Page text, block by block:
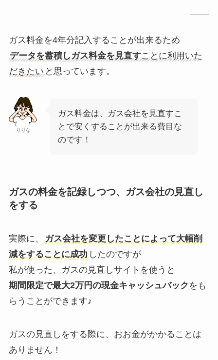
ガス料金を4年分記入することが出来るため
データを蓄積しガス料金を見直すことに利用いた
だきたい と思っています。
りりな
ガス料金は、ガス会社を見直すこ
とで安くすることが出来る費目な
のです！
ガスの料金を記録しつつ、ガス会社の見直し
をする
実際に、
ガス会社を変更したことによって大幅削
減をすることに成功 したのですが
私が使った、ガスの見直しサイトを使うと
期間限定で最大2万円の現金キャッシュバック をも
らうことができます♪
ガスの見直しをする際に、おお金がかかることは
ありません！